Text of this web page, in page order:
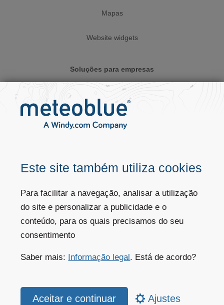
Este site também utiliza cookies
Para facilitar a navegação, analisar a utilização
do site e personalizar a publicidade e o
conteúdo, para os quais precisamos do seu
consentimento
Saber mais: Informação legal . Está de acordo?
Ajustes
Mapas
Website widgets
Soluções para empresas
API meteorológica
Serviços Climáticos
Ajuda do website
Website subscriptions
Aplicações móveis